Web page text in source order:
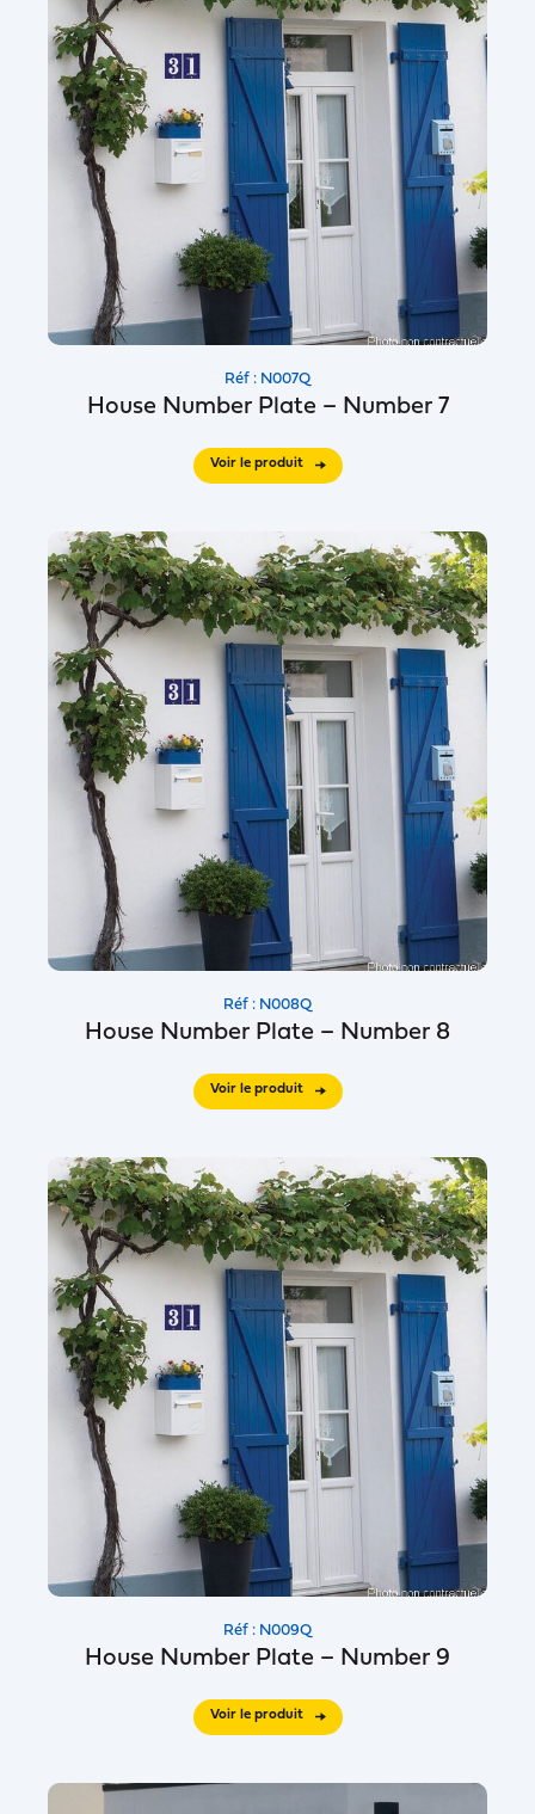
Réf : N007Q
House Number Plate – Number 7
Voir le produit
Réf : N008Q
House Number Plate – Number 8
Voir le produit
Réf : N009Q
House Number Plate – Number 9
Voir le produit